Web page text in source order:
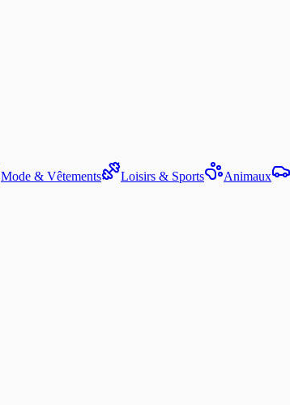
Mode & Vêtements Loisirs & Sports Animaux